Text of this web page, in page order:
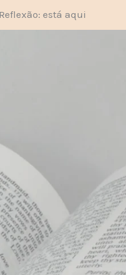
Reflexão: está aqui